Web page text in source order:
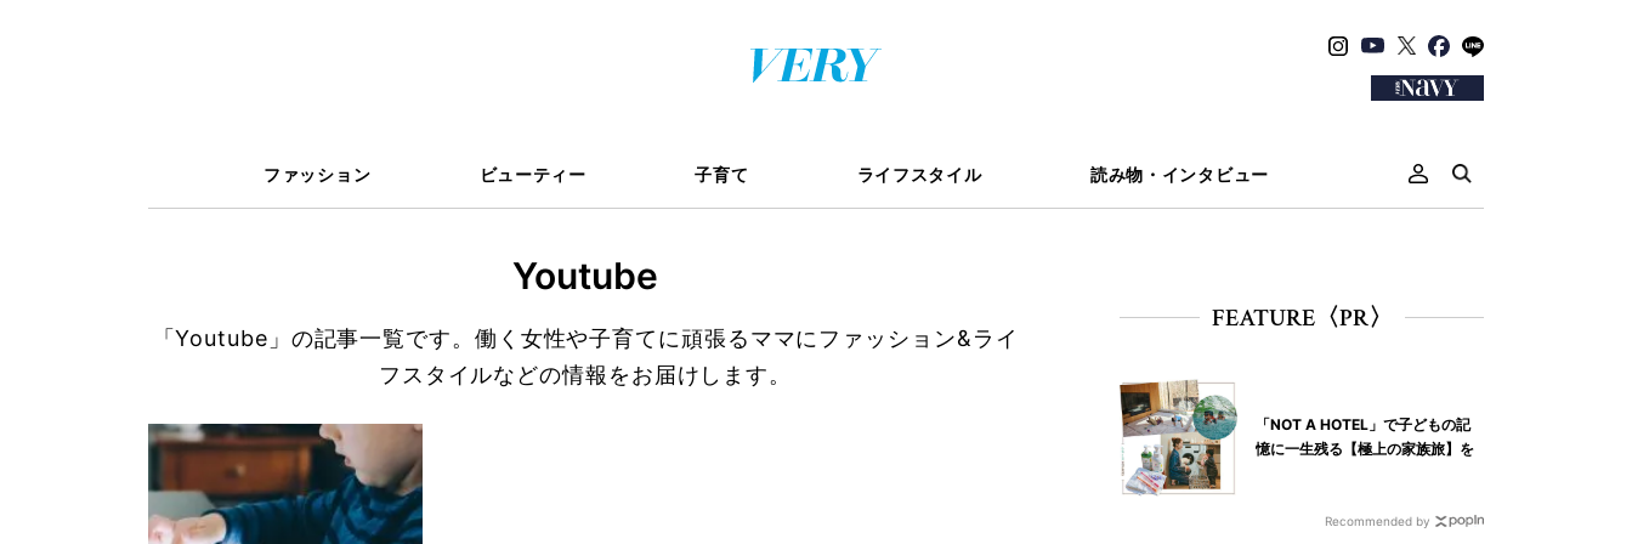
ファッション ビューティー 子育て ライフスタイル 読み物・インタビュー
Youtube
「Youtube」の記事一覧です。働く女性や子育てに頑張るママにファッション&ライ
フスタイルなどの情報をお届けします。
FEATURE〈PR〉
「NOT A HOTEL」で子どもの記
憶に一生残る【極上の家族旅】を
Recommended by